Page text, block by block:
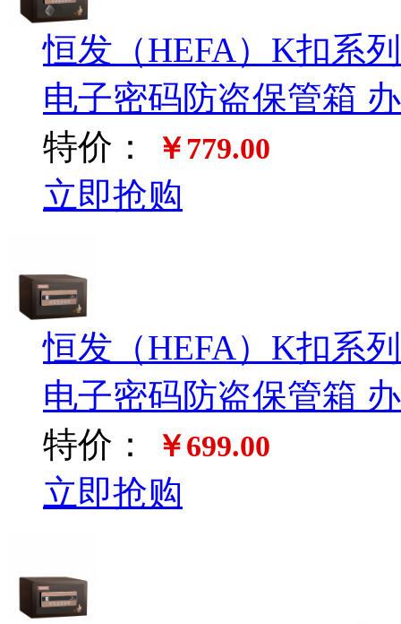
恒发（HEFA）K扣系
电子密码防盗保管箱
特价：
￥779.00
立即抢购
恒发（HEFA）K扣系
电子密码防盗保管箱
特价：
￥699.00
立即抢购